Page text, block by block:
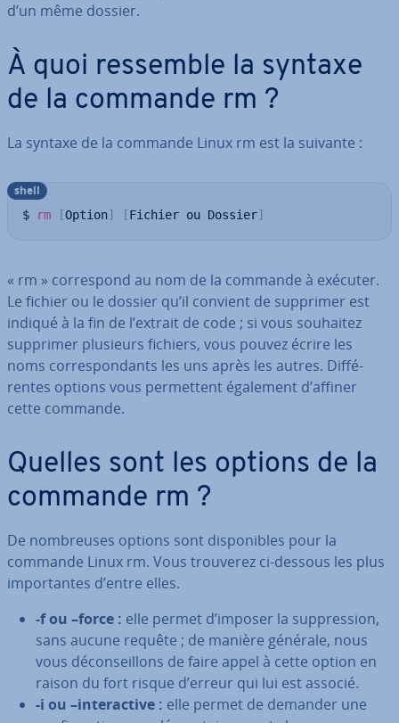
d’un même dossier.
À quoi ressemble la syntaxe
de la commande rm ?
La syntaxe de la commande Linux rm est la suivante :
$ rm [Option] [Fichier ou Dossier]
shell
« rm » cor­res­pond au nom de la commande à exécuter.
Le fichier ou le dossier qu’il convient de supprimer est
indiqué à la fin de l’extrait de code ; si vous souhaitez
supprimer plusieurs fichiers, vous pouvez écrire les
noms cor­res­pon­dants les uns après les autres. Dif­fé­
rentes options vous per­met­tent également d’affiner
cette commande.
Quelles sont les options de la
commande rm ?
De nom­breuses options sont dis­po­nibles pour la
commande Linux rm. Vous trouverez ci-dessous les plus
im­por­tantes d’entre elles.
-f ou –force : elle permet d’imposer la sup­pres­sion,
sans aucune requête ; de manière générale, nous
vous dé­con­seil­lons de faire appel à cette option en
raison du fort risque d’erreur qui lui est associé.
-i ou –in­te­rac­tive : elle permet de demander une